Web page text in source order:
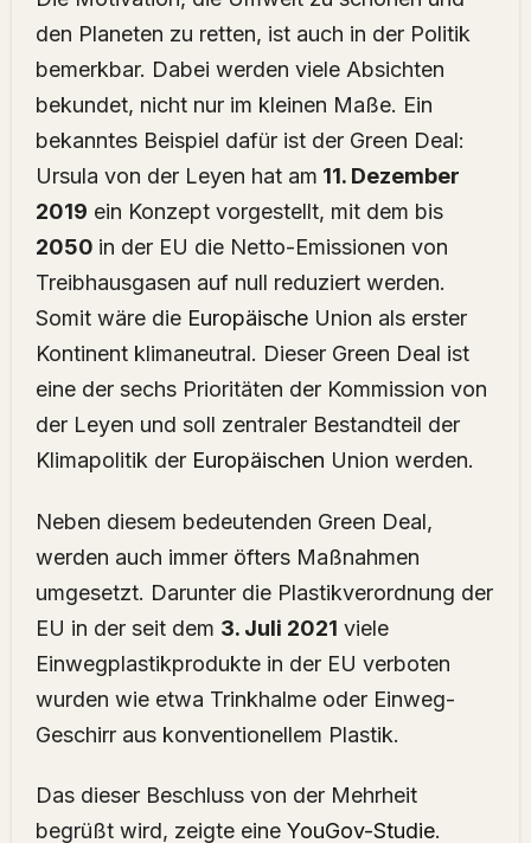
den Planeten zu retten, ist auch in der Politik
bemerkbar. Dabei werden viele Absichten
bekundet, nicht nur im kleinen Maße. Ein
bekanntes Beispiel dafür ist der Green Deal:
Ursula von der Leyen hat am 11. Dezember
2019 ein Konzept vorgestellt, mit dem bis
2050 in der EU die Netto-Emissionen von
Treibhausgasen auf null reduziert werden.
Somit wäre die EuropäischeUnion als erster
Kontinent klimaneutral. Dieser Green Deal ist
eine der sechs Prioritäten der Kommission von
der Leyen und soll zentraler Bestandteil der
Klimapolitik der Europäischen Union werden.
Neben diesem bedeutenden Green Deal,
werden auch immer öfters Maßnahmen
umgesetzt. Darunter die Plastikverordnung der
EU in der seit dem 3. Juli 2021 viele
Einwegplastikprodukte in der EU verboten
wurden wie etwa Trinkhalme oder Einweg-
Geschirr aus konventionellem Plastik.
Das dieser Beschluss von der Mehrheit
begrüßt wird, zeigte eine YouGov-Studie.